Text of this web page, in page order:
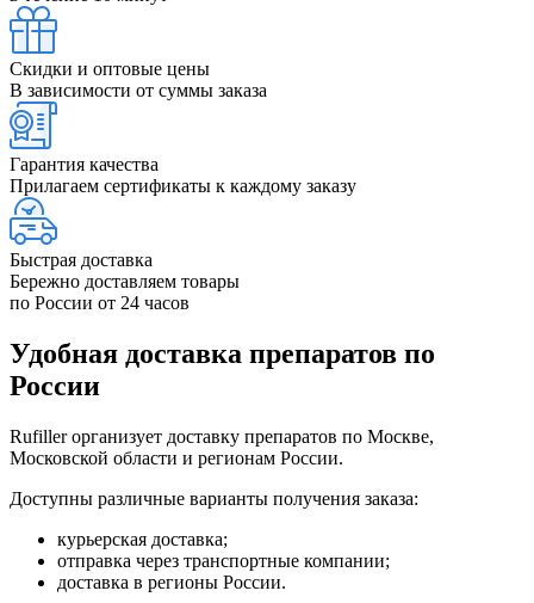
Скидки и оптовые цены
В зависимости от суммы заказа
Гарантия качества
Прилагаем сертификаты к каждому заказу
Быстрая доставка
Бережно доставляем товары
по России от 24 часов
Удобная доставка препаратов по
России
Rufiller организует доставку препаратов по Москве,
Московской области и регионам России.
Доступны различные варианты получения заказа:
курьерская доставка;
отправка через транспортные компании;
доставка в регионы России.